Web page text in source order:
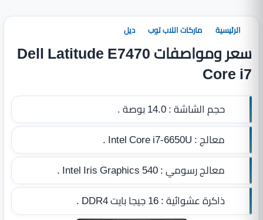
الرئيسية ماركات اللاب توب ديل
سعر ومواصفات Dell Latitude E7470
Core i7
حجم الشاشة :14.0 بوصة .
معالج :Intel Core i7-6650U .
معالج رسومي :Intel Iris Graphics 540 .
ذاكرة عشوائية :16 جيجا بايت DDR4 .